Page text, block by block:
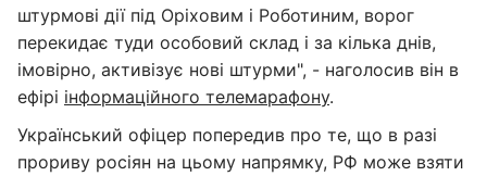
штурмові дії під Оріховим і Роботиним, ворог
перекидає туди особовий склад і за кілька днів,
імовірно, активізує нові штурми", - наголосив він в
ефірі інформаційного телемарафону.
Український офіцер попередив про те, що в разі
прориву росіян на цьому напрямку, РФ може взяти